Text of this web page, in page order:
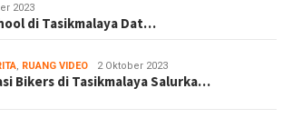
2023
di Tasikmalaya Dat…
, RUANG VIDEO 2 Oktober 2023
Bikers di Tasikmalaya Salurka…